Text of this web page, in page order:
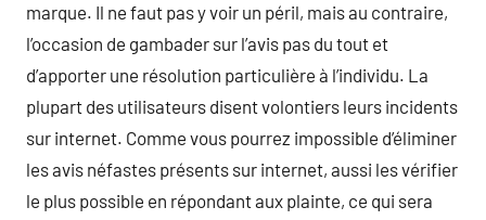
marque. Il ne faut pas y voir un péril, mais au contraire,
l’occasion de gambader sur l’avis pas du tout et
d’apporter une résolution particulière à l’individu. La
plupart des utilisateurs disent volontiers leurs incidents
sur internet. Comme vous pourrez impossible d’éliminer
les avis néfastes présents sur internet, aussi les vérifier
le plus possible en répondant aux plainte, ce qui sera